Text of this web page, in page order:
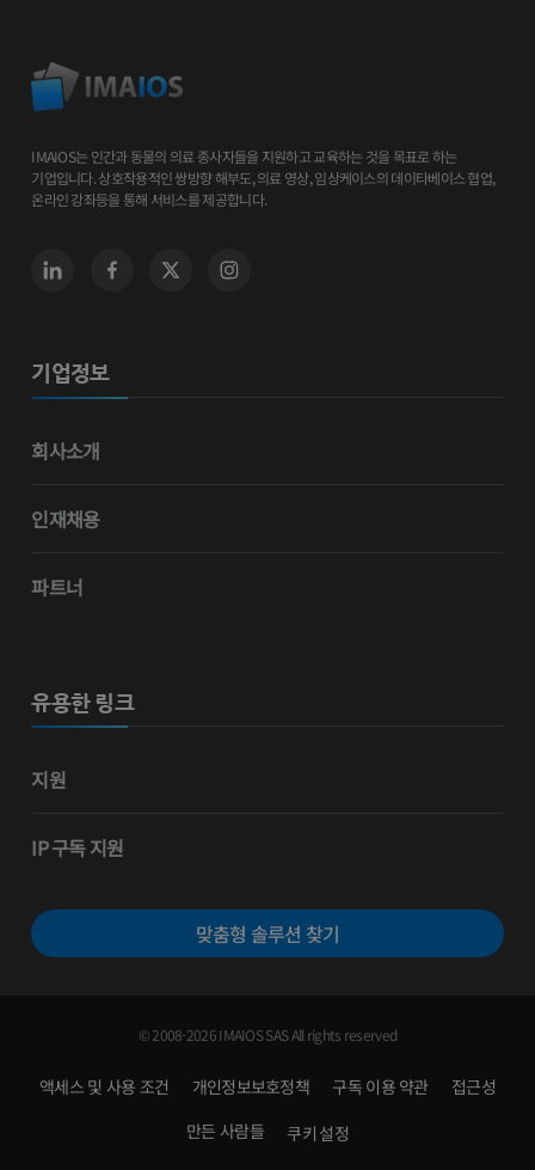
IMAIOS는 인간과 동물의 의료 종사자들을 지원하고 교육하는 것을 목표로 하는
기업입니다. 상호작용적인 쌍방향 해부도, 의료 영상, 임상케이스의 데이타베이스 협업,
온라인 강좌등을 통해 서비스를 제공합니다.
기업정보
회사소개
인재채용
파트너
유용한 링크
지원
IP 구독 지원
맞춤형 솔루션 찾기
© 2008-2026 IMAIOS SAS All rights reserved
액세스 및 사용 조건 개인정보보호정책 구독 이용 약관
접근성
만든 사람들
쿠키 설정